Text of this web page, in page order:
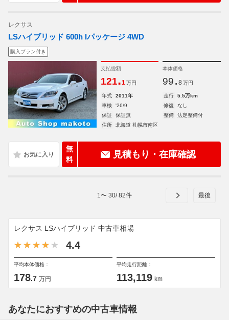
レクサス
LSハイブリッド 600h Iパッケージ 4WD
購入プラン付き
支払総額
121.1 万円
本体価格
99. 8 万円
年式 2011年 走行
5.5万km
車検
'26/9 修復
なし
保証
保証無 整備
法定整備付
住所
北海道 札幌市南区
無
料
見積もり・在庫確認
1 〜 30/82件
レクサス LSハイブリッド 中古車相場
4.4
平均本体価格：
178.7 万円
平均走行距離：
113,119 km
あなたにおすすめの中古車情報